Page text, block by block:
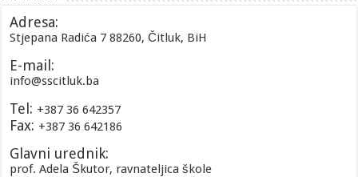
Adresa:
Stjepana Radića 7 88260, Čitluk, BiH
E-mail:
info@sscitluk.ba
Tel: +387 36 642357
Fax: +387 36 642186
Glavni urednik:
prof. Adela Škutor, ravnateljica škole